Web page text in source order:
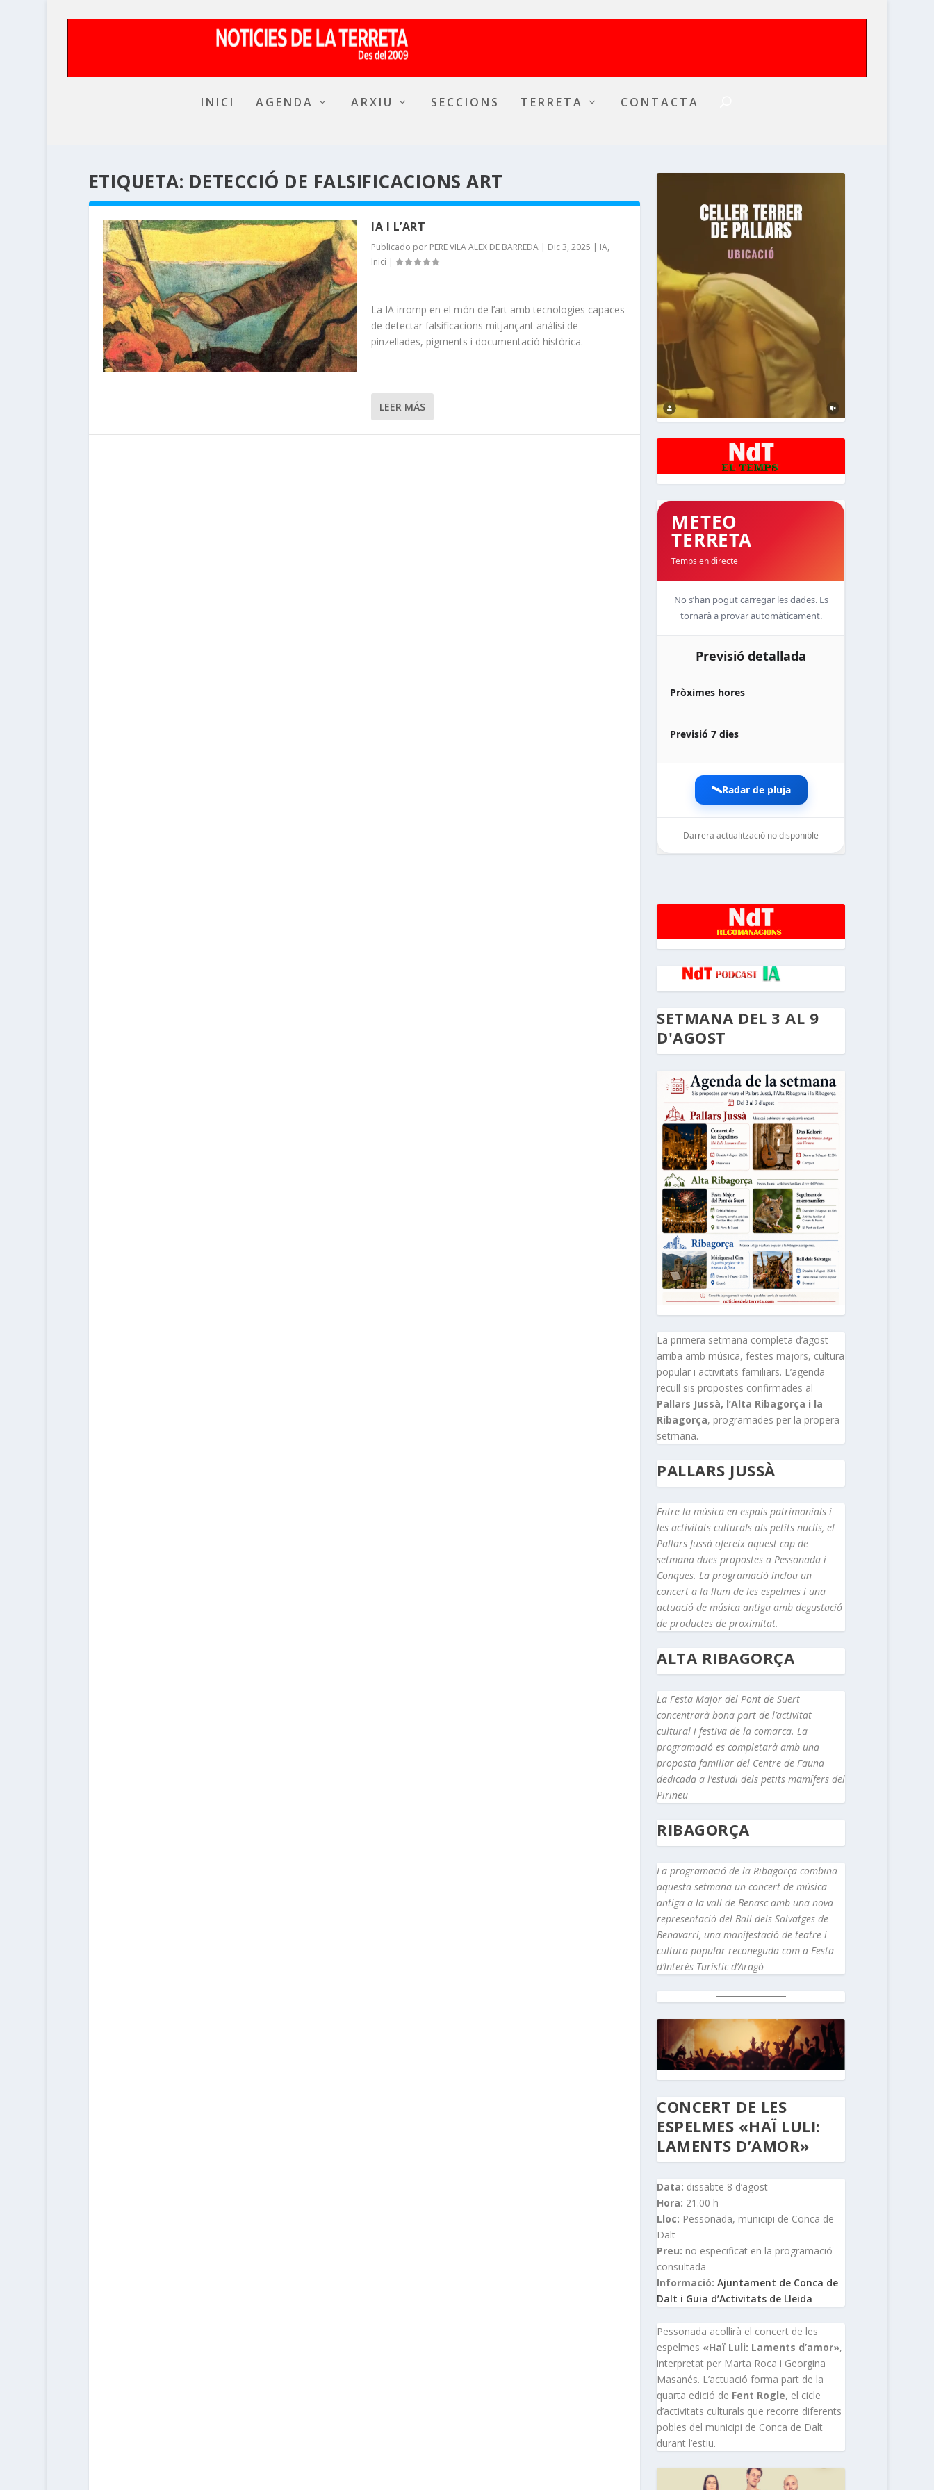
INICI AGENDA ARXIU SECCIONS TERRETA CONTACTA
ETIQUETA: DETECCIÓ DE FALSIFICACIONS ART
IA I L’ART
Publicado por PERE VILA ALEX DE BARREDA | Dic 3, 2025 | IA,
Inici |
La IA irromp en el món de l’art amb tecnologies capaces
de detectar falsificacions mitjançant anàlisi de
pinzellades, pigments i documentació històrica.
LEER MÁS
METEO
TERRETA
Temps en directe
No s’han pogut carregar les dades. Es
tornarà a provar automàticament.
Previsió detallada
Pròximes hores
Previsió 7 dies
🛰️Radar de pluja
Darrera actualització no disponible
noticiesdelaterreta.com
SETMANA DEL 3 AL 9
D'AGOST
La primera setmana completa d’agost
arriba amb música, festes majors, cultura
popular i activitats familiars. L’agenda
recull sis propostes confirmades al
Pallars Jussà, l’Alta Ribagorça i la
Ribagorça, programades per la propera
setmana.
PALLARS JUSSÀ
Entre la música en espais patrimonials i
les activitats culturals als petits nuclis, el
Pallars Jussà ofereix aquest cap de
setmana dues propostes a Pessonada i
Conques. La programació inclou un
concert a la llum de les espelmes i una
actuació de música antiga amb degustació
de productes de proximitat.
ALTA RIBAGORÇA
La Festa Major del Pont de Suert
concentrarà bona part de l’activitat
cultural i festiva de la comarca. La
programació es completarà amb una
proposta familiar del Centre de Fauna
dedicada a l’estudi dels petits mamífers del
Pirineu
RIBAGORÇA
La programació de la Ribagorça combina
aquesta setmana un concert de música
antiga a la vall de Benasc amb una nova
representació del Ball dels Salvatges de
Benavarri, una manifestació de teatre i
cultura popular reconeguda com a Festa
d’Interès Turístic d’Aragó
CONCERT DE LES
ESPELMES «HAÏ LULI:
LAMENTS D’AMOR»
Data: dissabte 8 d’agost
Hora: 21.00 h
Lloc: Pessonada, municipi de Conca de
Dalt
Preu: no especificat en la programació
consultada
Informació: Ajuntament de Conca de
Dalt i Guia d’Activitats de Lleida
Pessonada acollirà el concert de les
espelmes «Haï Luli: Laments d’amor»,
interpretat per Marta Roca i Georgina
Masanés. L’actuació forma part de la
quarta edició de Fent Rogle, el cicle
d’activitats culturals que recorre diferents
pobles del municipi de Conca de Dalt
durant l’estiu.